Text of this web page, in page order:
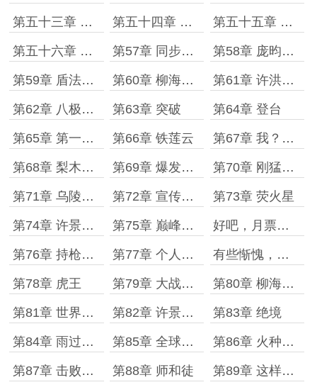
第五十三章 队伍集结 第五十四章 亮相 第五十五章 火种杯大赛
第五十六章 大赛召开 第57章 同步排名 第58章 庞昀的父亲
第59章 盾法天赋很高 第60章 柳海老年队 第61章 许洪的初战
第62章 八极盾法 第63章 突破 第64章 登台
第65章 第一轮结束 第66章 铁莲云 第67章 我？就是武道的一部分！
第68章 梨木战队vs金鹏战队 第69章 爆发的许景明 第70章 刚猛无双许景明
第71章 乌陵战队的方虞 第72章 宣传热度 第73章 荧火星
第74章 许景明和方虞 第75章 巅峰对决时的突破 好吧，月票加更！
第76章 持枪，杀敌 第77章 个人战力面板 有些惭愧，月票加更补丁
第78章 虎王 第79章 大战之前 第80章 柳海的真正实力
第81章 世界第一极速 第82章 许景明和雷云放 第83章 绝境
第84章 雨过天晴 第85章 全球第七 第86章 火种杯决赛之夜
第87章 击败我吧！ 第88章 师和徒 第89章 这样的师父